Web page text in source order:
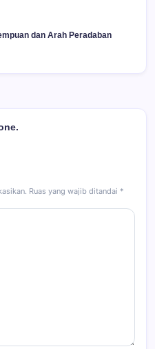
dan Arah Peradaban
Ruas yang wajib ditandai *